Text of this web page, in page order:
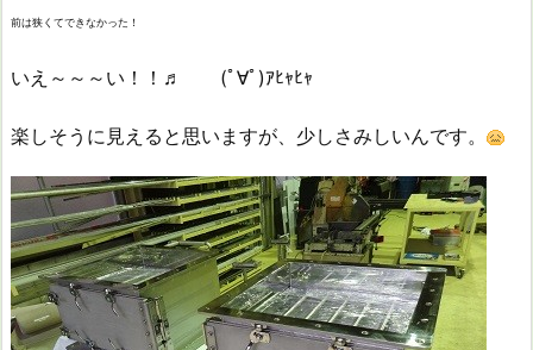
前は狭くてできなかった！
いえ～～～い！！♬ (ﾟ∀ﾟ)ｱﾋｬﾋｬ
楽しそうに見えると思いますが、少しさみしいんです。